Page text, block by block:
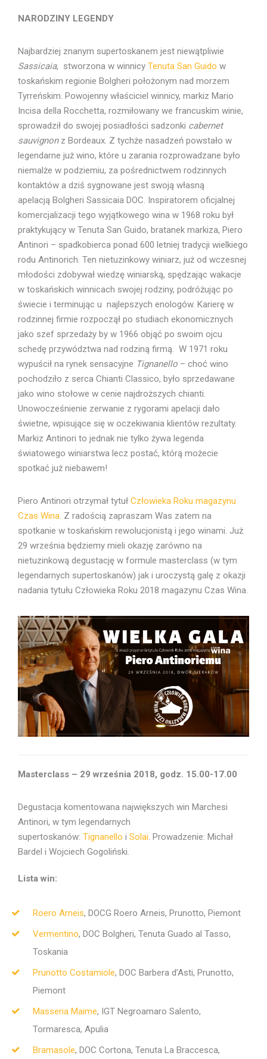
NARODZINY LEGENDY
Najbardziej znanym supertoskanem jest niewątpliwie
Sassicaia, stworzona w winnicy Tenuta San Guido w
toskańskim regionie Bolgheri położonym nad morzem
Tyrreńskim. Powojenny właściciel winnicy, markiz Mario
Incisa della Rocchetta, rozmiłowany we francuskim winie,
sprowadził do swojej posiadłości sadzonki cabernet
sauvignon z Bordeaux. Z tychże nasadzeń powstało w
legendarne już wino, które u zarania rozprowadzane było
niemalże w podziemiu, za pośrednictwem rodzinnych
kontaktów a dziś sygnowane jest swoją własną
apelacją Bolgheri Sassicaia DOC. Inspiratorem oficjalnej
komercjalizacji tego wyjątkowego wina w 1968 roku był
praktykujący w Tenuta San Guido, bratanek markiza, Piero
Antinori – spadkobierca ponad 600 letniej tradycji wielkiego
rodu Antinorich. Ten nietuzinkowy winiarz, już od wczesnej
młodości zdobywał wiedzę winiarską, spędzając wakacje
w toskańskich winnicach swojej rodziny, podróżując po
świecie i terminując u najlepszych enologów. Karierę w
rodzinnej firmie rozpoczął po studiach ekonomicznych
jako szef sprzedaży by w 1966 objąć po swoim ojcu
schedę przywództwa nad rodziną firmą. W 1971 roku
wypuścił na rynek sensacyjne Tignanello – choć wino
pochodziło z serca Chianti Classico, było sprzedawane
jako wino stołowe w cenie najdroższych chianti.
Unowocześnienie zerwanie z rygorami apelacji dało
świetne, wpisujące się w oczekiwania klientów rezultaty.
Markiz Antinori to jednak nie tylko żywa legenda
światowego winiarstwa lecz postać, którą możecie
spotkać już niebawem!
Piero Antinori otrzymał tytuł Człowieka Roku magazynu
Czas Wina. Z radością zapraszam Was zatem na
spotkanie w toskańskim rewolucjonistą i jego winami. Już
29 września będziemy mieli okazję zarówno na
nietuzinkową degustację w formule masterclass (w tym
legendarnych supertoskanów) jak i uroczystą galę z okazji
nadania tytułu Człowieka Roku 2018 magazynu Czas Wina.
Masterclass – 29 września 2018, godz. 15.00-17.00
Degustacja komentowana największych win Marchesi
Antinori, w tym legendarnych
supertoskanów: Tignanello i Solai. Prowadzenie: Michał
Bardel i Wojciech Gogoliński.
Lista win:
Roero Arneis, DOCG Roero Arneis, Prunotto, Piemont
Vermentino, DOC Bolgheri, Tenuta Guado al Tasso,
Toskania
Prunotto Costamiole, DOC Barbera d’Asti, Prunotto,
Piemont
Masseria Maime, IGT Negroamaro Salento,
Tormaresca, Apulia
Bramasole, DOC Cortona, Tenuta La Braccesca,